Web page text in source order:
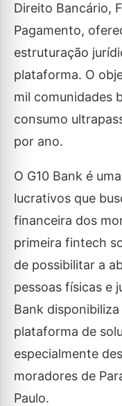
Direito Bancário,
Pagamento,
estruturação
plataforma. O
mil comunidades
consumo
por ano.
O G10 Bank é
lucrativos que
financeira dos
primeira fintech
de possibilitar a
pessoas físicas e
Bank
plataforma de
especialmente
moradores de
Paulo.